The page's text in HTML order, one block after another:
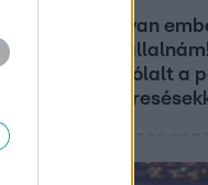
„Ha olyan
sem
megszólalt a